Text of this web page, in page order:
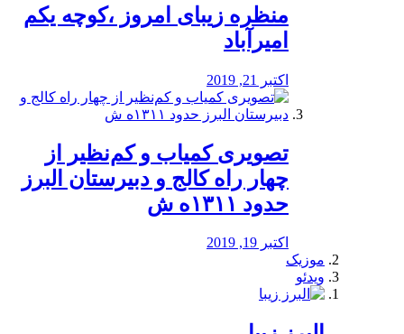
منظره‌‌ زیبای امروز ،کوچه یکم
امیرآباد
اکتبر 21, 2019
️تصویری کمیاب و کم‌نظیر از
چهار راه كالج و دبيرستان البرز
حدود ۱۳۱۱ه ش
اکتبر 19, 2019
موزیک
ویدئو